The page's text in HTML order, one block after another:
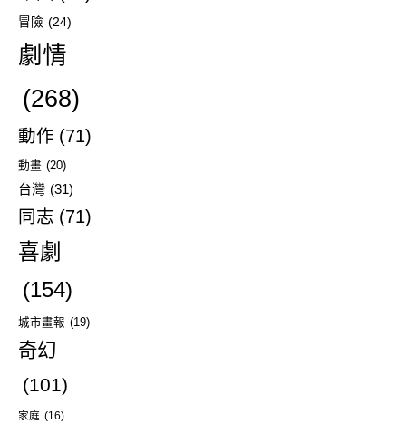
冒險 (24)
劇情
(268)
動作 (71)
動畫 (20)
台灣 (31)
同志 (71)
喜劇
(154)
城市畫報 (19)
奇幻
(101)
家庭 (16)